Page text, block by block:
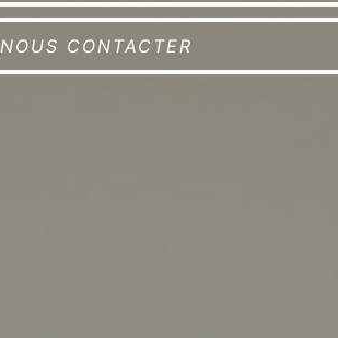
NOUS CONTACTER